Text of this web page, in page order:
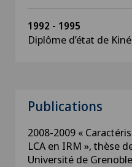
1992 - 1995
Diplôme d’état de
Publications
2008-2009 «
LCA en IRM », thèse
Université de